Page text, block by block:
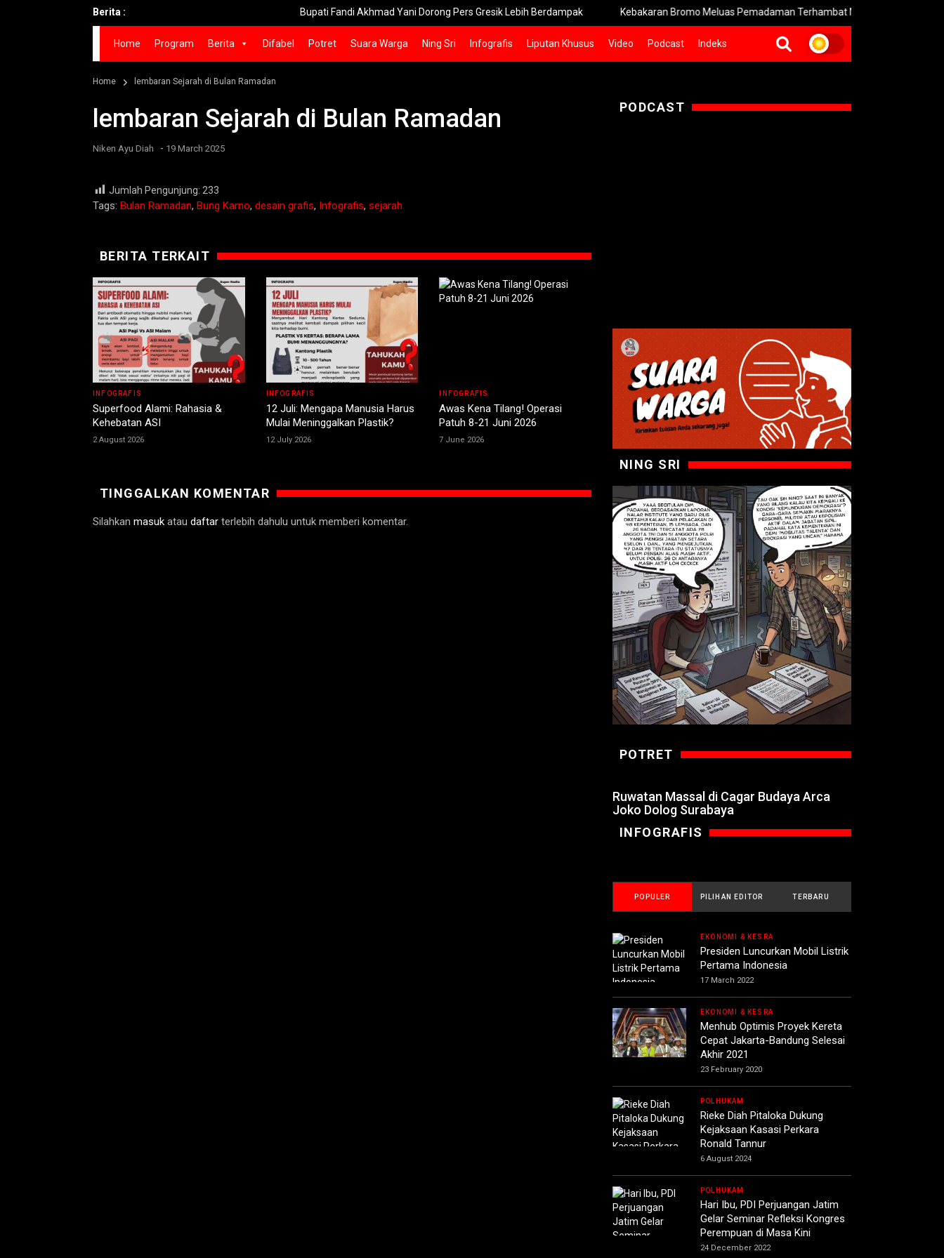
Berita : Bupati Fandi Akhmad Yani Dorong Pers Gresik Lebih Berdampak Kebakaran Bromo Meluas Pemadaman Terhambat Medan Terjal
Home Program Berita Difabel Potret Suara Warga Ning Sri Infografis Liputan Khusus Video Podcast Indeks
Home lembaran Sejarah di Bulan Ramadan
lembaran Sejarah di Bulan Ramadan
Niken Ayu Diah - 19 March 2025
Jumlah Pengunjung: 233
Tags: Bulan Ramadan, Bung Karno, desain grafis, Infografis, sejarah
BERITA TERKAIT
INFOGRAFIS
Superfood Alami: Rahasia &
Kehebatan ASI
2 August 2026
INFOGRAFIS
12 Juli: Mengapa Manusia Harus
Mulai Meninggalkan Plastik?
12 July 2026
INFOGRAFIS
Awas Kena Tilang! Operasi
Patuh 8-21 Juni 2026
7 June 2026
TINGGALKAN KOMENTAR
Silahkan masuk atau daftar terlebih dahulu untuk memberi komentar.
PODCAST
NING SRI
POTRET
Ruwatan Massal di Cagar Budaya Arca
Joko Dolog Surabaya
INFOGRAFIS
POPULER PILIHAN EDITOR TERBARU
EKONOMI & KESRA
Presiden Luncurkan Mobil Listrik
Pertama Indonesia
17 March 2022
EKONOMI & KESRA
Menhub Optimis Proyek Kereta
Cepat Jakarta-Bandung Selesai
Akhir 2021
23 February 2020
POLHUKAM
Rieke Diah Pitaloka Dukung
Kejaksaan Kasasi Perkara
Ronald Tannur
6 August 2024
POLHUKAM
Hari Ibu, PDI Perjuangan Jatim
Gelar Seminar Refleksi Kongres
Perempuan di Masa Kini
24 December 2022